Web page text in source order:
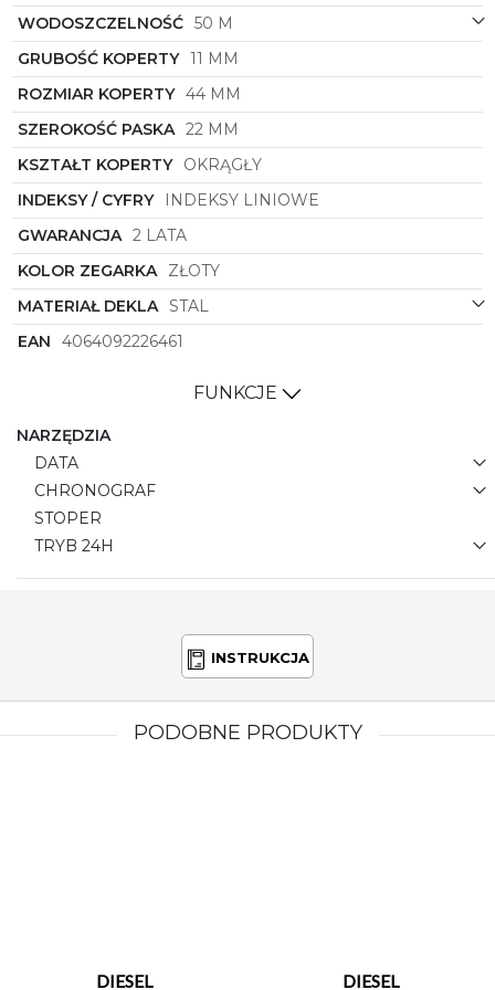
ekskluzywnemu zestawowi odArmani Exchange.
To nie tylko zegarek czy bransoletka, ale prawdziwe
dzieło sztuki, które doda Twojemu stylowi
charakteru i wyrafinowania.
Zamów teraz ten niezwykły zestaw męskiArmani
Exchangeo symboluAX7148SET
własnej skórze, jak doda Ci on wyjątkowego
wdzięku i prestiżu. Bądź odważny, wyraź swój styl i
niech świat podziwia Twoje wyjątkowe spojrzenie na
modę.
WODOSZCZELNOŚĆ 50 M
GRUBOŚĆ KOPERTY 11 MM
ROZMIAR KOPERTY 44 MM
SZEROKOŚĆ PASKA 22 MM
KSZTAŁT KOPERTY OKRĄGŁY
INDEKSY / CYFRY
INDEKSY LINIOWE
GWARANCJA 2 LATA
KOLOR ZEGARKA ZŁOTY
MATERIAŁ DEKLA STAL
EAN
4064092226461
FUNKCJE
NARZĘDZIA
DATA
CHRONOGRAF
STOPER
TRYB 24H
INSTRUKCJA
PODOBNE PRODUKTY
DIESEL DIESEL